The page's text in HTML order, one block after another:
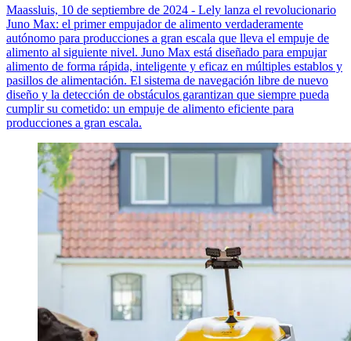
Maassluis, 10 de septiembre de 2024 - Lely lanza el revolucionario
Juno Max: el primer empujador de alimento verdaderamente
autónomo para producciones a gran escala que lleva el empuje de
alimento al siguiente nivel. Juno Max está diseñado para empujar
alimento de forma rápida, inteligente y eficaz en múltiples establos y
pasillos de alimentación. El sistema de navegación libre de nuevo
diseño y la detección de obstáculos garantizan que siempre pueda
cumplir su cometido: un empuje de alimento eficiente para
producciones a gran escala.